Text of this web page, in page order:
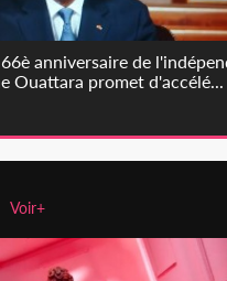
anniversaire de
Ouattara promet d'accélé...
Voir+